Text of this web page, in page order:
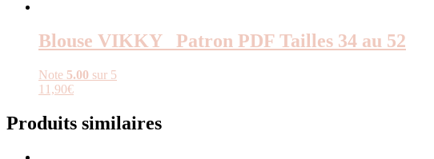
Blouse VIKKY _Patron PDF Tailles 34 au 52
Note 5.00 sur 5
11,90€
Produits similaires